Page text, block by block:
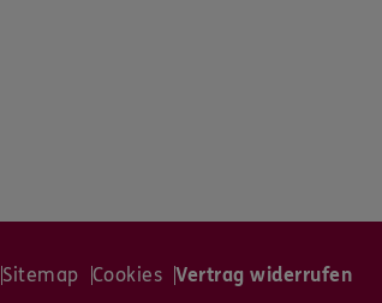
Sitemap Cookies Vertrag widerrufen